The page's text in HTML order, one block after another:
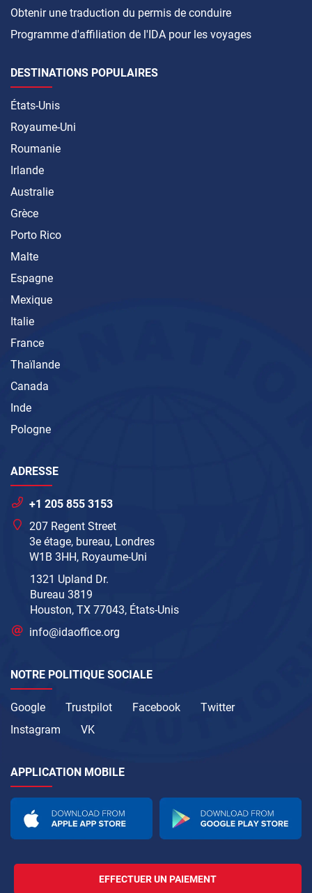
Obtenir une traduction du permis de conduire
Programme d'affiliation de l'IDA pour les voyages
DESTINATIONS POPULAIRES
États-Unis
Royaume-Uni
Roumanie
Irlande
Australie
Grèce
Porto Rico
Malte
Espagne
Mexique
Italie
France
Thaïlande
Canada
Inde
Pologne
ADRESSE
+1 205 855 3153
207 Regent Street
3e étage, bureau, Londres
W1B 3HH, Royaume-Uni
1321 Upland Dr.
Bureau 3819
Houston, TX 77043, États-Unis
info@idaoffice.org
NOTRE POLITIQUE SOCIALE
Google Trustpilot Facebook
Twitter
Instagram
VK
APPLICATION MOBILE
EFFECTUER UN PAIEMENT